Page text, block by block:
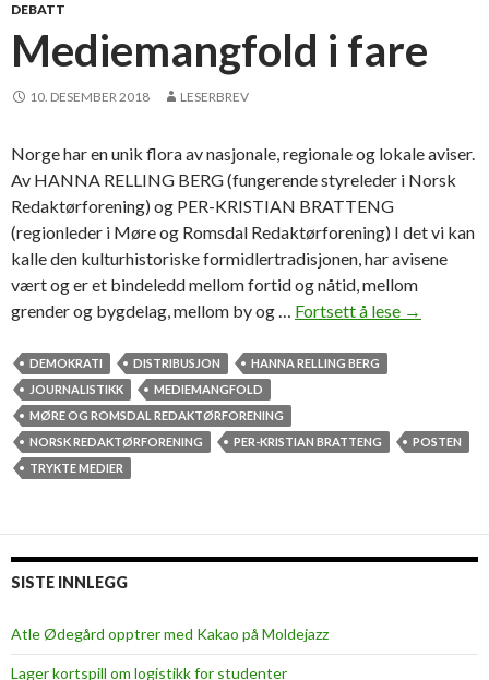
DEBATT
Mediemangfold i fare
10. DESEMBER 2018 LESERBREV
Norge har en unik flora av nasjonale, regionale og lokale aviser.
Av HANNA RELLING BERG (fungerende styreleder i Norsk
Redaktørforening) og PER-KRISTIAN BRATTENG
(regionleder i Møre og Romsdal Redaktørforening) I det vi kan
kalle den kulturhistoriske formidlertradisjonen, har avisene
vært og er et bindeledd mellom fortid og nåtid, mellom
grender og bygdelag, mellom by og … Fortsett å lese M
m
i
→
DEMOKRATI DISTRIBUSJON
HANNA RELLING BERG
JOURNALISTIKK
MEDIEMANGFOLD
MØRE OG ROMSDAL REDAKTØRFORENING
NORSK REDAKTØRFORENING
PER-KRISTIAN BRATTENG
POSTEN
TRYKTE MEDIER
SISTE INNLEGG
Atle Ødegård opptrer med Kakao på Moldejazz
Lager kortspill om logistikk for studenter